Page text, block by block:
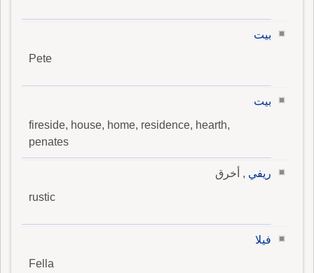
بيت
Pete
بيت
fireside, house, home, residence, hearth,
penates
ريفي , أخرق
rustic
فيلا
Fella